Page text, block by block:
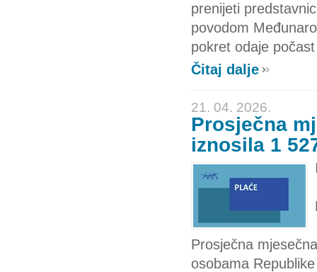
prenijeti
povodom
pokret odaje
Čitaj dalje
21. 04. 2026.
Prosječna
iznosila 1
Prosječna
osobama